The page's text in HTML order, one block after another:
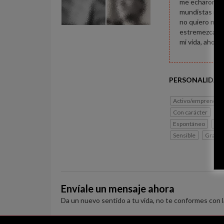
me echaron
mundistas
no quiero ni
estremezcan,
mi vida, ahora
PERSONALIDAD
Activo/
Con carácter
Espontáneo
Sensible
Envíale un mensaje ahora
Da un nuevo sentido a tu vida, no te conformes con